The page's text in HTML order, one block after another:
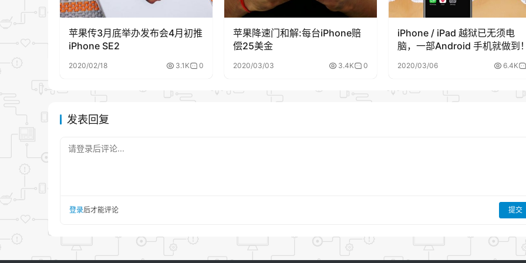
苹果传3月底举办发布会4月初推
iPhone SE2
2020/02/18 3.1K 0
苹果降速门和解:每台iPhone赔
偿25美金
2020/03/03 3.4K 0
iPhone / iPad 越狱已无须电
脑，一部Android 手机就做到
2020/03/06 6.4K
发表回复
请登录后评论...
登录后才能评论 提交